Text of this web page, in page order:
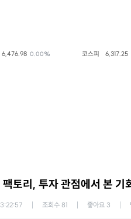
0.00% 코스피 6,317.25 -
토리, 투자 관점에서 본 기
조회수 81 좋아요 3